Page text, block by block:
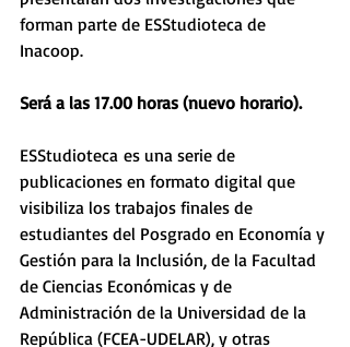
forman parte de ESStudioteca de
Inacoop.
Será a las 17.00 horas (nuevo horario).
ESStudioteca es una serie de
publicaciones en formato digital que
visibiliza los trabajos finales de
estudiantes del Posgrado en Economía y
Gestión para la Inclusión, de la Facultad
de Ciencias Económicas y de
Administración de la Universidad de la
República (FCEA-UDELAR), y otras